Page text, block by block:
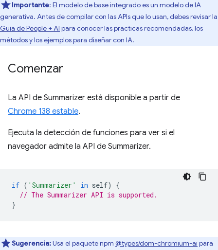
Importante: El modelo de base integrado es un modelo de IA
generativa. Antes de compilar con las APIs que lo usan, debes revisar la
Guía de People + AI para conocer las prácticas recomendadas, los
métodos y los ejemplos para diseñar con IA.
Comenzar
La API de Summarizer está disponible a partir de
Chrome 138 estable.
Ejecuta la detección de funciones para ver si el
navegador admite la API de Summarizer.
if ( 'Summarizer' in self)
{
// The Summarizer API is supported.
}
Sugerencia:Usa el paquete npm @types/dom-chromium-ai para